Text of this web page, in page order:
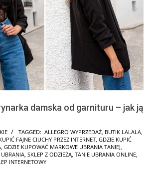
damska od garnituru – jak ją
TAGGED: ALLEGRO WYPRZEDAŻ, BUTIK LALALA,
FAJNE CIUCHY PRZEZ INTERNET, GDZIE KUPIĆ
, GDZIE KUPOWAĆ MARKOWE UBRANIA TANIEJ,
, SKLEP Z ODZIEŻĄ, TANIE UBRANIA ONLINE,
INTERNETOWY